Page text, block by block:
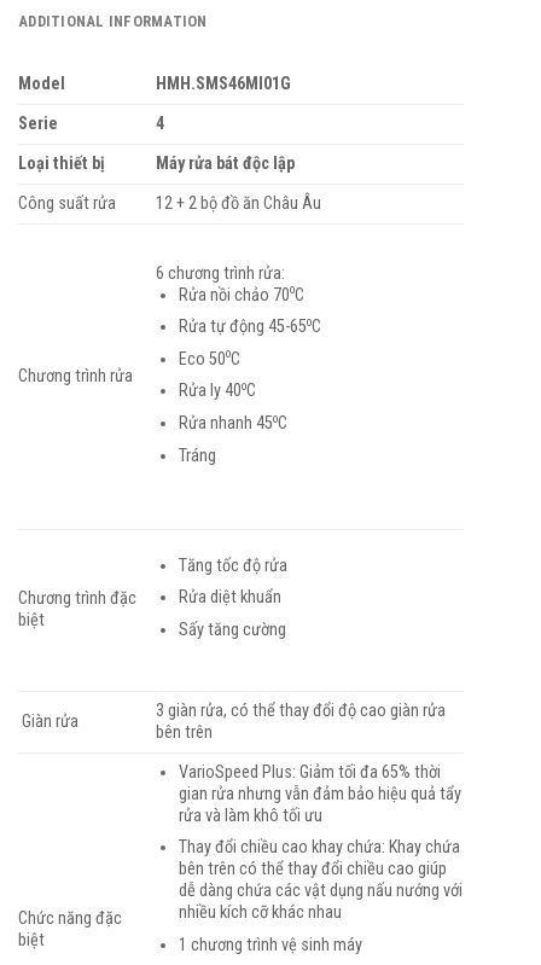
ADDITIONAL INFORMATION
Model
HMH.SMS46MI01G
Serie
4
Loại thiết bị
Máy rửa bát độc lập
Công suất rửa
12 + 2 bộ đồ ăn Châu Âu
Chương trình rửa
6 chương trình rửa:
Rửa nồi chảo 70oC
Rửa tự động 45-65oC
Eco 50oC
Rửa ly 40oC
Rửa nhanh 45oC
Tráng
Chương trình đặc
biệt
Tăng tốc độ rửa
Rửa diệt khuẩn
Sấy tăng cường
Giàn rửa
3 giàn rửa, có thể thay đổi độ cao giàn rửa
bên trên
Chức năng đặc
biệt
VarioSpeed Plus: Giảm tối đa 65% thời
gian rửa nhưng vẫn đảm bảo hiệu quả tẩy
rửa và làm khô tối ưu
Thay đổi chiều cao khay chứa: Khay chứa
bên trên có thể thay đổi chiều cao giúp
dễ dàng chứa các vật dụng nấu nướng với
nhiều kích cỡ khác nhau
1 chương trình vệ sinh máy